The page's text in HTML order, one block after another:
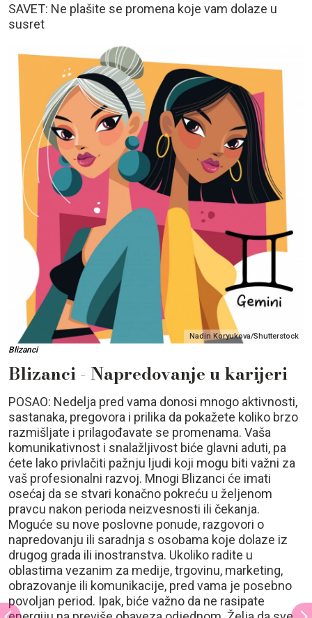
SAVET: Ne plašite se promena koje vam dolaze u
susret
Nadin Koryukova/Shutterstock
Blizanci
Blizanci - Napredovanje u karijeri
POSAO: Nedelja pred vama donosi mnogo aktivnosti,
sastanaka, pregovora i prilika da pokažete koliko brzo
razmišljate i prilagođavate se promenama. Vaša
komunikativnost i snalažljivost biće glavni aduti, pa
ćete lako privlačiti pažnju ljudi koji mogu biti važni za
vaš profesionalni razvoj. Mnogi Blizanci će imati
osećaj da se stvari konačno pokreću u željenom
pravcu nakon perioda neizvesnosti ili čekanja.
Moguće su nove poslovne ponude, razgovori o
napredovanju ili saradnja s osobama koje dolaze iz
drugog grada ili inostranstva. Ukoliko radite u
oblastima vezanim za medije, trgovinu, marketing,
obrazovanje ili komunikacije, pred vama je posebno
povoljan period. Ipak, biće važno da ne rasipate